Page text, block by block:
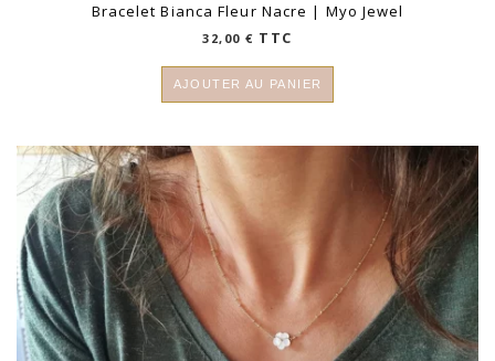
Bracelet Bianca Fleur Nacre | Myo Jewel
32,00€ TTC
AJOUTER AU PANIER